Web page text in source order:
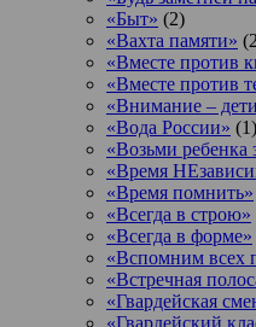
«Быт» (2)
«Вахта памяти»
«Вместе против
«Вместе против
«Внимание –
«Вода России» (1)
«Возьми ребенка
«Время
«Время помнить»
«Всегда в строю»
«Всегда в форме»
«Вспомним всех
«Встречная
«Гвардейская